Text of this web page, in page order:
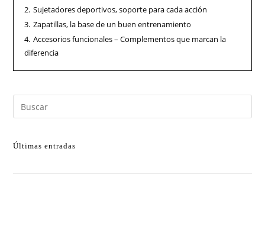
2. Sujetadores deportivos, soporte para cada acción
3. Zapatillas, la base de un buen entrenamiento
4. Accesorios funcionales – Complementos que marcan la
diferencia
Últimas entradas